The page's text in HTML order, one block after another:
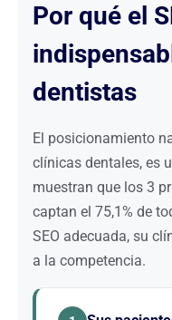
Por qué el
dentistas
El posicionamiento
clínicas dentales, es
muestran que los 3
captan el 75,1% de
SEO adecuada, su
a la competencia.